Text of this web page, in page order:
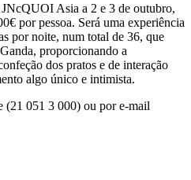
Asia a 2 e 3 de outubro,
por pessoa. Será uma experiência
por noite, num total de 36, que
proporcionando a
dos pratos e de interação
algo único e intimista.
(21 051 3 000) ou por e-mail